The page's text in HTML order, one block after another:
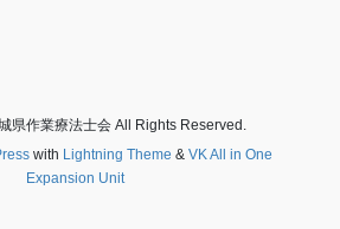
県作業療法士会 All Rights Reserved.
with Lightning Theme & VK All in One
Expansion Unit